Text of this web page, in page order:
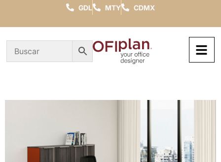
GDL MTY CDMX